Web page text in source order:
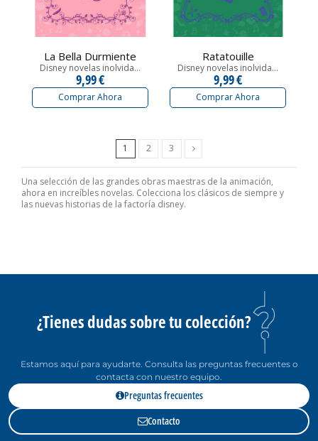
La Bella Durmiente
Disney novelas inolvida...
9,99 €
Comprar Ahora
Ratatouille
Disney novelas inolvida...
9,99 €
Comprar Ahora
1 2 3 Siguiente
Una selección de las grandes obras maestras de la animación,
ahora en increíbles novelas. Colecciona los clásicos de siempre y
las nuevas historias de la factoría disney.
¿Tienes dudas sobre tu colección?
Estamos aquí para ayudarte. Consulta las preguntas frecuentes o
contacta con nuestro equipo.
Preguntas frecuentes
Contacto